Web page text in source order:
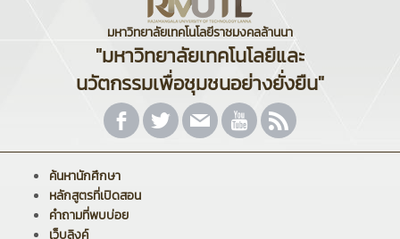
มหาวิทยาลัยเทคโนโลยีราชมงคลล้านนา
"มหาวิทยาลัยเทคโนโลยีและ
นวัตกรรมเพื่อชุมชนอย่างยั่งยืน"
ค้นหานักศึกษา
หลักสูตรที่เปิดสอน
คำถามที่พบบ่อย
เว็บลิงค์